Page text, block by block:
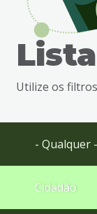
busca
Ir
rodapé
Utilize os
- Qualquer -
Cidadão